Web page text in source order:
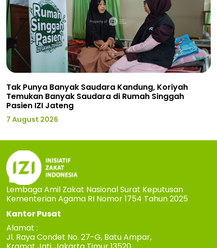
Tak Punya Banyak Saudara Kandung, Koriyah
Temukan Banyak Saudara di Rumah Singgah
Pasien IZI Jateng
7 August 2026
Lembaga Amil Zakat Nasional Surat Keputusan
Kementerian Agama RI Nomor 1754 Tahun 2025
Kantor Pusat
Alamat :
Jl. Raya Condet No. 27-G, Batu Ampar,